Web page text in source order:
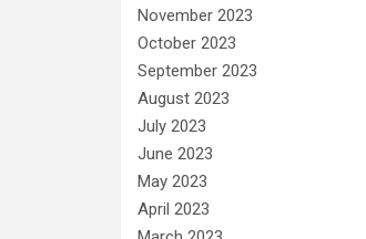
November 2023
October 2023
September 2023
August 2023
July 2023
June 2023
May 2023
April 2023